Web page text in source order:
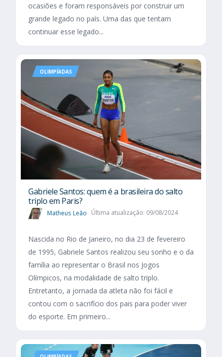
ocasiões e foram responsáveis por construir um
grande legado no país. Uma das que tentam
continuar esse legado...
OLIMPÍADAS
Gabriele Santos: quem é a brasileira do salto
triplo em Paris?
Matheus Leão Última atualização: 09/08/2024
Nascida no Rio de Janeiro, no dia 23 de fevereiro
de 1995, Gabriele Santos realizou seu sonho e o da
família ao representar o Brasil nos Jogos
Olímpicos, na modalidade de salto triplo.
Entretanto, a jornada da atleta não foi fácil e
contou com o sacrifício dos pais para poder viver
do esporte. Em primeiro...